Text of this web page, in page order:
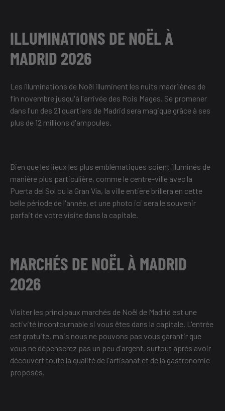
ILLUMINATIONS DE NOËL À
MADRID 2026
Les illuminations de Noël illuminent les nuits madrilènes de
fin novembre jusqu'à l'arrivée des Rois Mages. Se promener
dans l'un des 21 quartiers de Madrid sera magique grâce à ses
plus de 12 millions d'ampoules.
Bien que les lieux les plus emblématiques soient illuminés de
manière plus particulière, comme le centre-ville avec la
Puerta del Sol ou la Gran Vía, la ville entière brillera en cette
belle période de l'année, et une photo ici sera le souvenir
parfait de votre visite dans la capitale.
MARCHÉS DE NOËL À MADRID
2026
Visiter les principaux marchés de Noël de Madrid est une
activité incontournable si vous êtes dans la capitale. L'entrée
est gratuite, mais nous ne pouvons pas vous garantir que
vous ne dépenserez pas un peu d'argent, surtout après avoir
découvert toute la qualité de l'artisanat et de la gastronomie
proposés.